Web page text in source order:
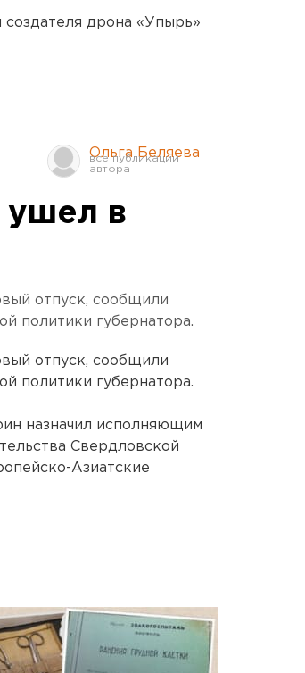
дрона «Упырь»
Ольга Беляева
ушел в
отпуск, сообщили
политики губернатора.
отпуск, сообщили
политики губернатора.
назначил исполняющим
Свердловской
Азиатские